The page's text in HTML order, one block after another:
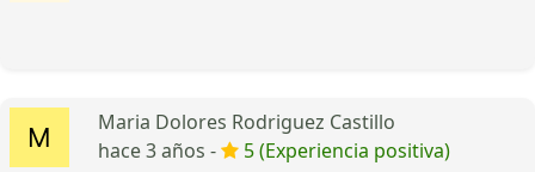
Maria Dolores Rodriguez Castillo
hace 3 años -
5 (Experiencia positiva)